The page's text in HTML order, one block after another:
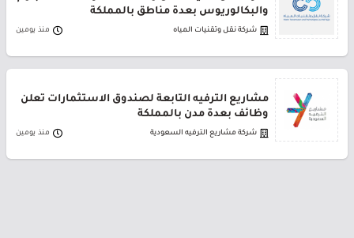
والبكالوريوس بعدة مناطق بالمملكة
شركة نقل وتقنيات المياه منذ يومين
مشاريع الترفيه التابعة لصندوق الاستثمارات تعلن
وظائف بعدة مدن بالمملكة
شركة مشاريع الترفيه السعودية منذ يومين